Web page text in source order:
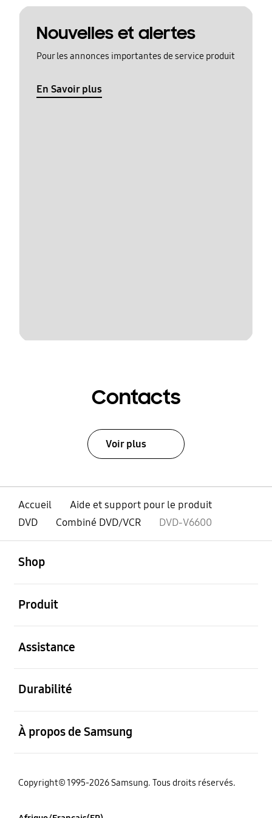
Nouvelles et alertes
Pour les annonces importantes de service produit
En Savoir plus
Contacts
Voir plus
Accueil
Aide et support pour le produit
DVD
Combiné DVD/VCR DVD-V6600
Shop
Produit
Assistance
Durabilité
À propos de Samsung
Copyright© 1995-2026 Samsung. Tous droits réservés.